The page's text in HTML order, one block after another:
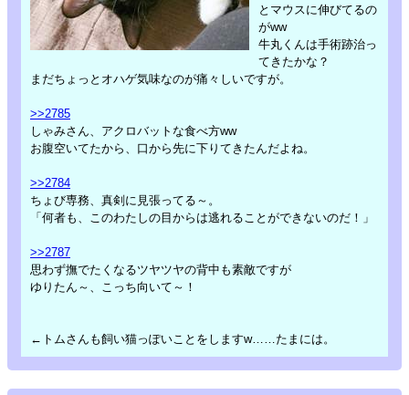
とマウスに伸びてるの
がww
牛丸くんは手術跡治っ
てきたかな？
まだちょっとオハゲ気味なのが痛々しいですが。
>>2785
しゃみさん、アクロバットな食べ方ww
お腹空いてたから、口から先に下りてきたんだよね。
>>2784
ちょび専務、真剣に見張ってる～。
「何者も、このわたしの目からは逃れることができないのだ！」
>>2787
思わず撫でたくなるツヤツヤの背中も素敵ですが
ゆりたん～、こっち向いて～！
←トムさんも飼い猫っぽいことをしますw……たまには。